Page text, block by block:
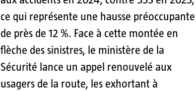
ce qui représente une hausse préoccupante
de près de 12 %. Face à cette montée en
flèche des sinistres, le ministère de la
Sécurité lance un appel renouvelé aux
usagers de la route, les exhortant à